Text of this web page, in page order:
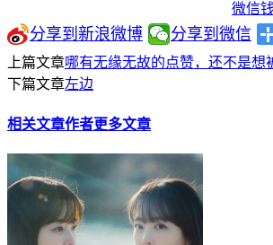
微信
分享到新浪微博 分享到微信
上篇文章哪有无缘无故的点赞，还不是想
下篇文章左边
相关文章作者更多文章